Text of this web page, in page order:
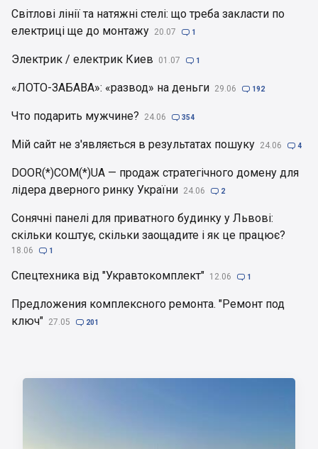
Світлові лінії та натяжні стелі: що треба закласти по
електриці ще до монтажу 20.07  1
Электрик / електрик Киев 01.07  1
«ЛОТО-ЗАБАВА»: «развод» на деньги 29.06  192
Что подарить мужчине? 24.06  354
Мій сайт не з'являється в результатах пошуку 24.06  4
DOOR(*)COM(*)UA — продаж стратегічного домену для
лідера дверного ринку України 24.06  2
Сонячні панелі для приватного будинку у Львові:
скільки коштує, скільки заощадите і як це працює?
18.06  1
Спецтехника від "Укравтокомплект" 12.06  1
Предложения комплексного ремонта. "Ремонт под
ключ" 27.05  201